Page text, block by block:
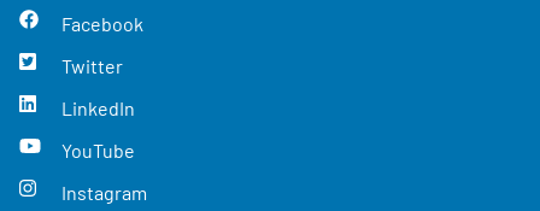
Facebook
Twitter
LinkedIn
YouTube
Instagram